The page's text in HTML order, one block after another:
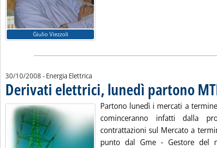
Giulio Viezzoli
30/10/2008 - Energia Elettrica
Derivati elettrici, lunedì partono
Partono lunedì i mercati a
cominceranno infatti dalla
contrattazioni sul Mercato a
punto dal Gme - Gestore del